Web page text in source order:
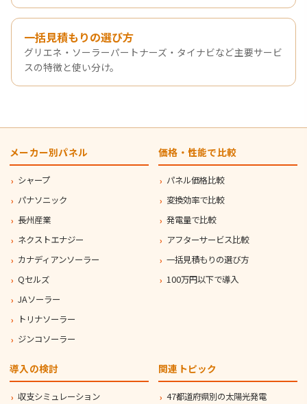
一括見積もりの選び方
グリエネ・ソーラーパートナーズ・タイナビなど主要サービ
スの特徴と使い分け。
メーカー別パネル
シャープ
パナソニック
長州産業
ネクストエナジー
カナディアンソーラー
Qセルズ
JAソーラー
トリナソーラー
ジンコソーラー
価格・性能で比較
パネル価格比較
変換効率で比較
発電量で比較
アフターサービス比較
一括見積もりの選び方
100万円以下で導入
導入の検討
収支シミュレーション
関連トピック
47都道府県別の太陽光発電